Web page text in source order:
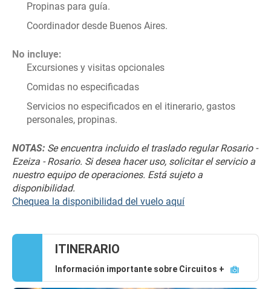
Propinas para guía.
Coordinador desde Buenos Aires.
No incluye:
Excursiones y visitas opcionales
Comidas no especificadas
Servicios no especificados en el itinerario, gastos
personales, propinas.
NOTAS: ﻿Se encuentra incluido el traslado regular Rosario -
Ezeiza - Rosario. Si desea hacer uso, solicitar el servicio a
nuestro equipo de operaciones. Está sujeto a
disponibilidad.
Chequea la disponibilidad del vuelo aquí
ITINERARIO
Información importante sobre Circuitos +